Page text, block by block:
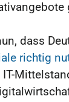
dass
richtig